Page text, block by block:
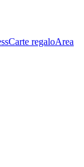
Carte regaloArea